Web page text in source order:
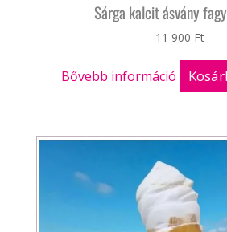
Sárga kalcit ásvány
11 900 Ft
Bővebb információ